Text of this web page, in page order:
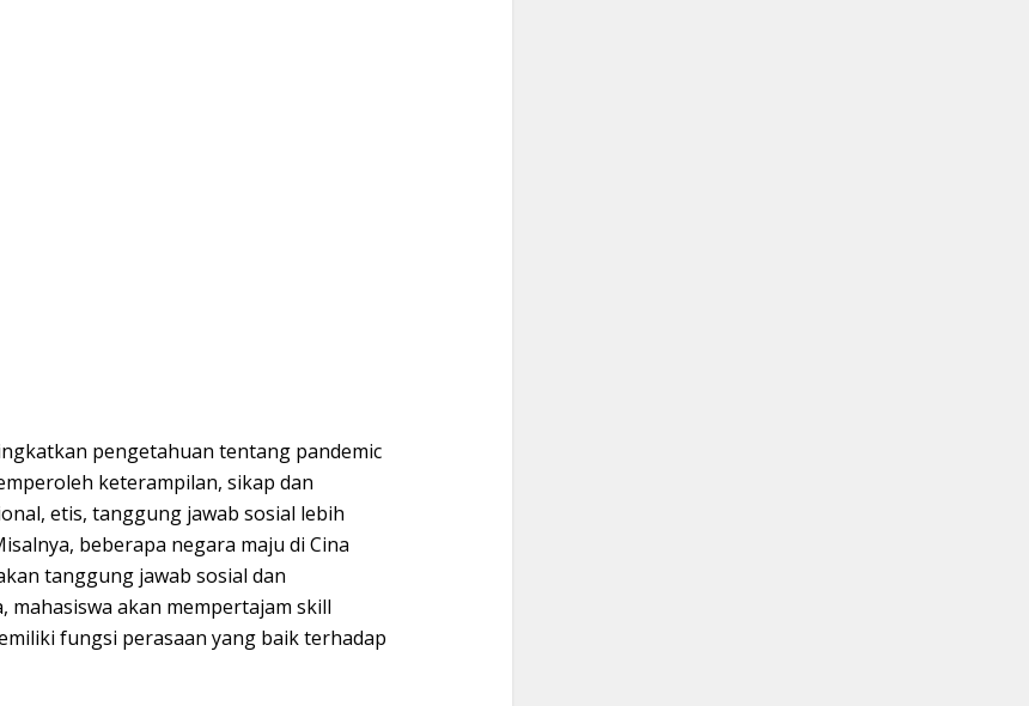
pengetahuan tentang pandemic
keterampilan, sikap dan
etis, tanggung jawab sosial lebih
beberapa negara maju di Cina
tanggung jawab sosial dan
mahasiswa akan mempertajam skill
fungsi perasaan yang baik terhadap